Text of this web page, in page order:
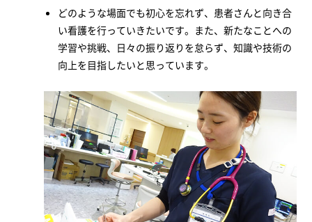
どのような場面でも初心を忘れず、患者さんと向き合
い看護を行っていきたいです。また、新たなことへの
学習や挑戦、日々の振り返りを怠らず、知識や技術の
向上を目指したいと思っています。